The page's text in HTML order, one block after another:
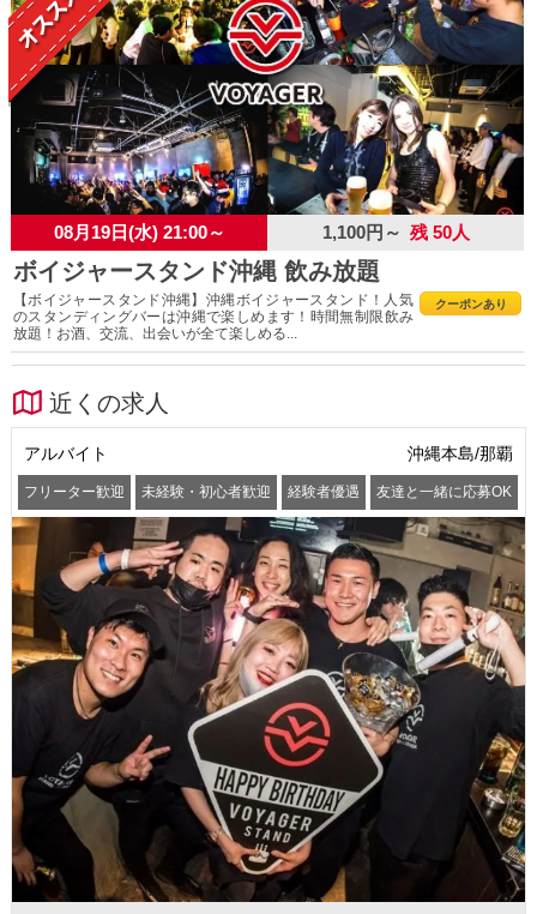
08月19日(水) 21:00～ 1,100円～ 残 50人
ボイジャースタンド沖縄 飲み放題
クーポンあり
【ボイジャースタンド沖縄】沖縄ボイジャースタンド！人気
のスタンディングバーは沖縄で楽しめます！時間無制限飲み
放題！お酒、交流、出会いが全て楽しめる...
近くの求人
アルバイト 沖縄本島/那覇
フリーター歓迎 未経験・初心者歓迎 経験者優遇 友達と一緒に応募OK
髪型・髪色自由 服装自由 ピアスOK 髭(ひげ)OK